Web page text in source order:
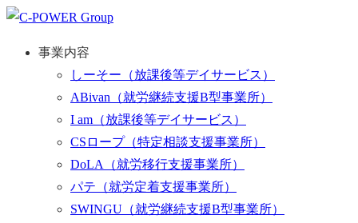
事業内容
しーそー （放課後等デイサービス）
ABivan （就労継続支援B型事業所）
I am （放課後等デイサービス）
CSロープ（特定相談支援事業所）
DoLA
（就労移行支援事業所）
パテ （就労定着支援事業所）
SWINGU （就労継続支援B型事業所）